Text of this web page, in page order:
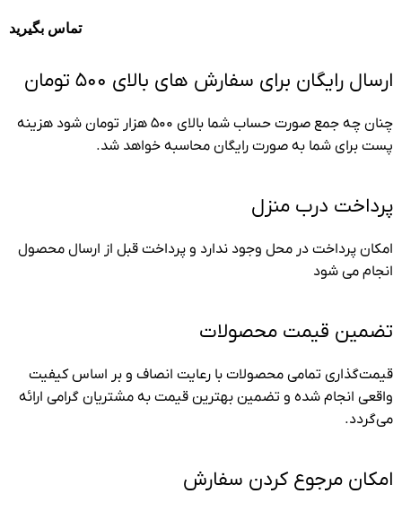
تماس بگیرید
ارسال رایگان برای سفارش های بالای ۵۰۰ تومان
چنان چه جمع صورت حساب شما بالای ۵۰۰ هزار تومان شود هزینه
پست برای شما به صورت رایگان محاسبه خواهد شد.
پرداخت درب منزل
امکان پرداخت در محل وجود ندارد و پرداخت قبل از ارسال محصول
انجام می شود
تضمین قیمت محصولات
قیمت‌گذاری تمامی محصولات با رعایت انصاف و بر اساس کیفیت
واقعی انجام شده و تضمین بهترین قیمت به مشتریان گرامی ارائه
می‌گردد.
امکان مرجوع کردن سفارش